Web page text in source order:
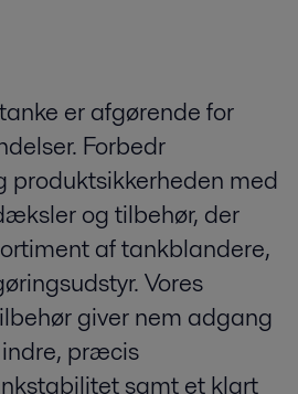
er afgørende for
Forbedr
produktsikkerheden med
og tilbehør, der
af tankblandere,
Vores
giver nem adgang
præcis
samt et klart